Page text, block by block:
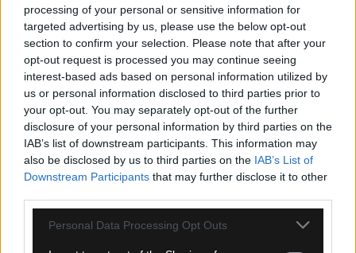
processing of your personal or sensitive information for
targeted advertising by us, please use the below opt-out
section to confirm your selection. Please note that after your
opt-out request is processed you may continue seeing
interest-based ads based on personal information utilized by
us or personal information disclosed to third parties prior to
your opt-out. You may separately opt-out of the further
disclosure of your personal information by third parties on the
IAB’s list of downstream participants. This information may
also be disclosed by us to third parties on the IAB’s List of
Downstream Participants that may further disclose it to other
Please note that this website/app uses one or more Google
Personal Data Processing Opt Outs
07.08.2026, 00:08
Βαθμολογία UEFA: Έχασε έδαφος η Ελλάδα μετά
την άσχημη ευρωπαϊκή εβδομάδα των ομάδων